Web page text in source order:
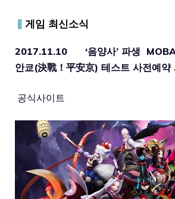
▍ 게임 최신소식
2017.11.10 ‘음양사’ 파생 MOBA
안쿄(決戰！平安京) 테스트 사전예약
공식사이트